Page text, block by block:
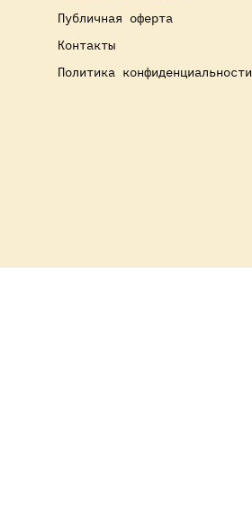
Публичная оферта
Контакты
Политика конфиденциальности